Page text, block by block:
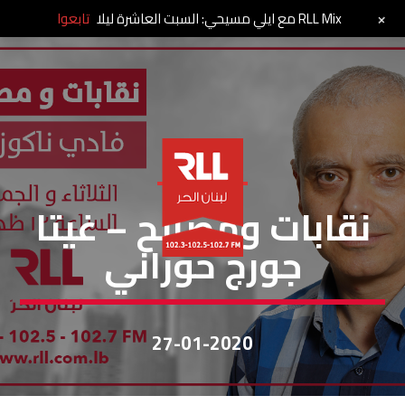
نقابات ومصالح
نقابات ومصالح – غيتا
جورج حوراني
27-01-2020
RLL Mix مع ايلي مسيحي: السبت العاشرة ليلا تابعوا +